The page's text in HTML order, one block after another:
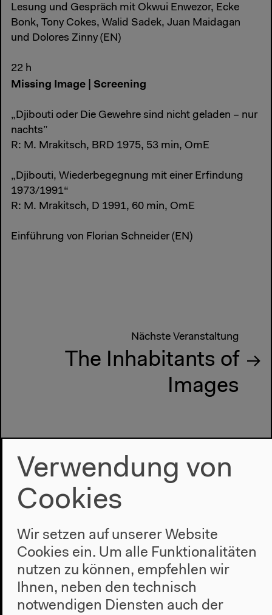
Lesung und Gespräch mit Okwui Enwezor, Ecke
Bonk, Tony Cokes, Walid Sadek, Juan Maidagan
und Dolores Zinny (EN)
22 h
Missing Image | Screening
„Djibouti oder Die Gewehre sind nicht geladen – nur
nachts”
R: M. Mrakitsch, BRD 1975, 53 min, OmE
„Djibouti, Wiederbegegnung mit einer Erfindung
1973/1991“
R: M. Mrakitsch, D 1991, 60 min, OmE
Einführung von Florian Schneider (EN)
Nächste Veranstaltung
The Inhabitants of
Images
Verwendung von
Cookies
Wir setzen auf unserer Website
Cookies ein. Um alle Funktionalitäten
nutzen zu können, empfehlen wir
Ihnen, neben den technisch
notwendigen Diensten auch der